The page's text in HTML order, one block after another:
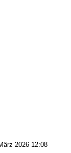
2026 12:08